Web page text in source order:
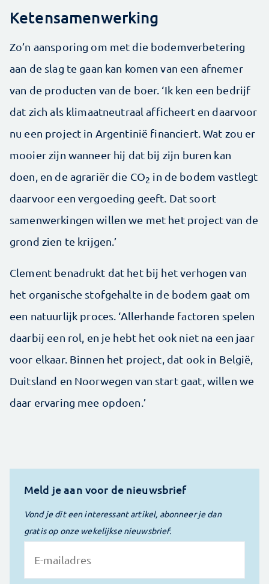
Ketensamenwerking
Zo’n aansporing om met die bodemverbetering
aan de slag te gaan kan komen van een afnemer
van de producten van de boer. ‘Ik ken een bedrijf
dat zich als klimaatneutraal afficheert en daarvoor
nu een project in Argentinië financiert. Wat zou er
mooier zijn wanneer hij dat bij zijn buren kan
doen, en de agrariër die CO2 in de bodem vastlegt
daarvoor een vergoeding geeft. Dat soort
samenwerkingen willen we met het project van de
grond zien te krijgen.’
Clement benadrukt dat het bij het verhogen van
het organische stofgehalte in de bodem gaat om
een natuurlijk proces. ‘Allerhande factoren spelen
daarbij een rol, en je hebt het ook niet na een jaar
voor elkaar. Binnen het project, dat ook in België,
Duitsland en Noorwegen van start gaat, willen we
daar ervaring mee opdoen.’
Meld je aan voor de nieuwsbrief
Vond je dit een interessant artikel, abonneer je dan
gratis op onze wekelijkse nieuwsbrief.